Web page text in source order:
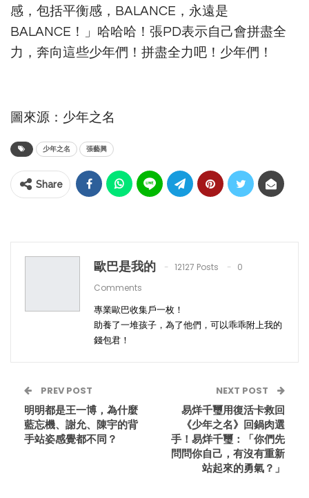
感，包括平衡感，BALANCE，永遠是
BALANCE！」哈哈哈！張PD表示自己會拼盡全
力，奔向這些少年們！拼盡全力吧！少年們！
圖來源：少年之名
少年之名 張藝興
Share
歐巴是我的 12127 Posts
0
Comments
專業歐巴收集戶一枚！
助養了一堆孩子，為了他們，可以乖乖附上我的
錢包君！
PREV POST
明明都是王一博，為什麼
藍忘機、謝允、陳宇的背
手站姿感覺都不同？
NEXT POST
易烊千璽用復活卡救回
《少年之名》回鍋肉選
手！易烊千璽：「你們先
問問你自己，有沒有重新
站起來的勇氣？」